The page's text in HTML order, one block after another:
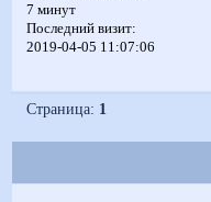
7 минут
Последний визит:
2019-04-05 11:07:06
Страница: 1